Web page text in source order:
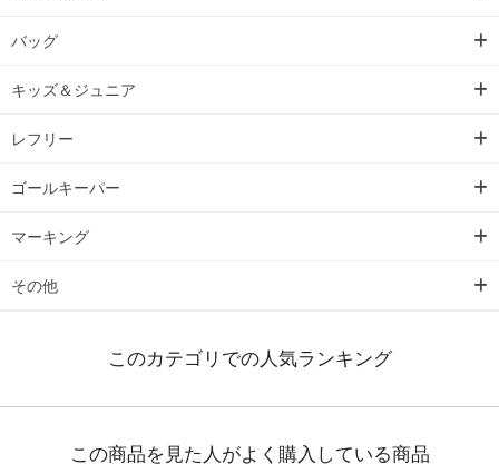
バッグ
キッズ＆ジュニア
レフリー
ゴールキーパー
マーキング
その他